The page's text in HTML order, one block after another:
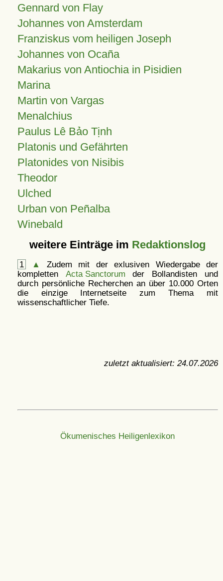
Gennard von Flay
Johannes von Amsterdam
Franziskus vom heiligen Joseph
Johannes von Ocaña
Makarius von Antiochia in Pisidien
Marina
Martin von Vargas
Menalchius
Paulus Lê Bảo Tịnh
Platonis und Gefährten
Platonides von Nisibis
Theodor
Ulched
Urban von Peñalba
Winebald
weitere Einträge im Redaktionslog
1 ▲
Zudem mit der exlusiven Wiedergabe der
kompletten Acta Sanctorum der Bollandisten und
durch persönliche Recherchen an über 10.000 Orten
die einzige Internetseite zum Thema mit
wissenschaftlicher Tiefe.
zuletzt aktualisiert: 24.07.2026
Ökumenisches Heiligenlexikon